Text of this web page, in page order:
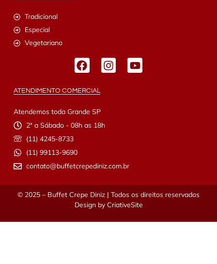
Tradicional
Especial
Vegetariano
ATENDIMENTO COMERCIAL
Atendemos toda Grande SP
2ª a Sábado - 08h as 18h
(11) 4245-8733
(11) 99113-9690
contato@buffetcrepediniz.com.br
© 2025 – Buffet Crepe Diniz | Todos os direitos reservados
Design by CriativeSite